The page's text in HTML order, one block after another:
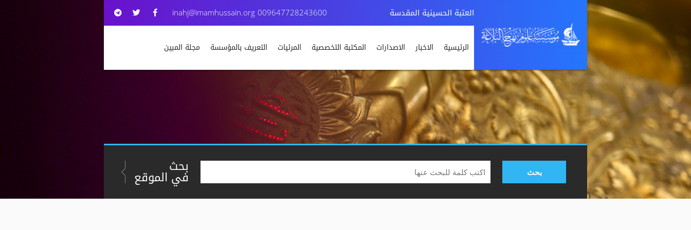
العتبة الحسينية المقدسة 009647728243600
inahj@imamhussain.org
الرئيسية الاخبار الاصدارات المكتبة التخصصية المرئيات التعريف بالمؤسسة مجلة المبين
بحث بحث
في الموقع